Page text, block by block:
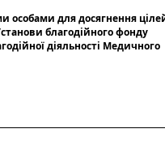
для досягнення
благодійного фонду
діяльності Медичного